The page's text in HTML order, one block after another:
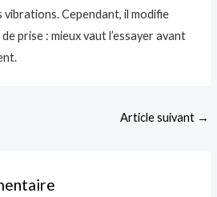
vibrations. Cependant, il modifie
prise : mieux vaut l’essayer avant
Article suivant →